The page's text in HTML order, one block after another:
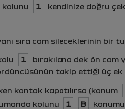
kolunu 1 kendinize doğru
yanı sıra cam sileceklerinin
1
bırakılana dek ön cam
takip ettiği üç
kontak kapatılırsa (konum
kolunu
1 B